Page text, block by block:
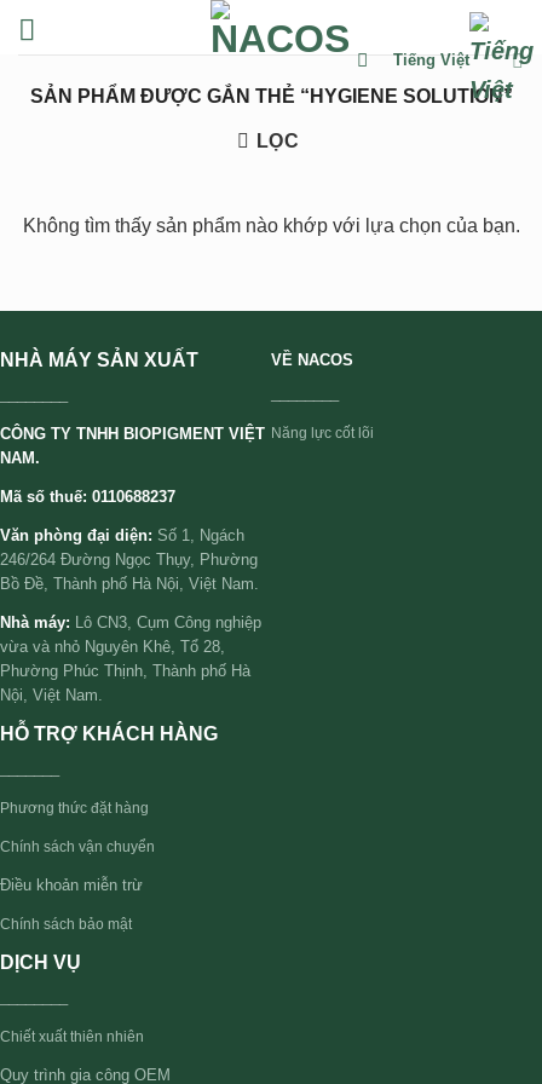
đến
dung
Tiếng Việt
SẢN PHẨM ĐƯỢC GẮN THẺ “HYGIENE SOLUTION”
LỌC
Không tìm thấy sản phẩm nào khớp với lựa chọn của bạn.
NHÀ MÁY SẢN XUẤT
CÔNG TY TNHH BIOPIGMENT VIỆT
NAM.
Mã số thuế: 0110688237
Văn phòng đại diện: Số 1, Ngách
246/264 Đường Ngọc Thụy, Phường
Bồ Đề, Thành phố Hà Nội, Việt Nam.
Nhà máy: Lô CN3, Cụm Công nghiệp
vừa và nhỏ Nguyên Khê, Tổ 28,
Phường Phúc Thịnh, Thành phố Hà
Nội, Việt Nam.
VỀ NACOS
Năng lực cốt lõi
HỖ TRỢ KHÁCH HÀNG
Phương thức đặt hàng
Chính sách vận chuyển
Điều khoản miễn trừ
Chính sách bảo mật
DỊCH VỤ
Chiết xuất thiên nhiên
Quy trình gia công OEM